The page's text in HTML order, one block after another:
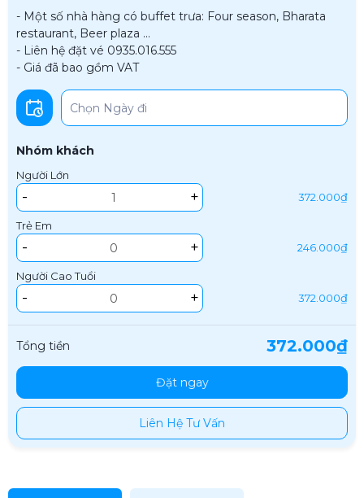
- Một số nhà hàng có buffet trưa: Four season, Bharata
restaurant, Beer plaza ...
- Liên hệ đặt vé 0935.016.555
- Giá đã bao gồm VAT
Nhóm khách
Người Lớn
- + 372.000₫
Trẻ Em
- + 246.000₫
Người Cao Tuổi
- + 372.000₫
Tổng tiền 372.000₫
Đặt ngay
Liên Hệ Tư Vấn